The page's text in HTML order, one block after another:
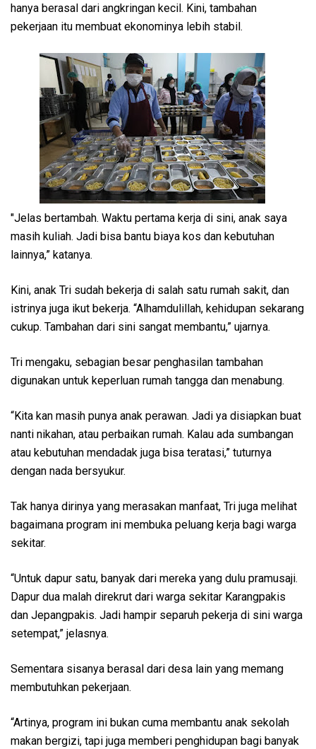
hanya berasal dari angkringan kecil. Kini, tambahan
pekerjaan itu membuat ekonominya lebih stabil.
"Jelas bertambah. Waktu pertama kerja di sini, anak saya
masih kuliah. Jadi bisa bantu biaya kos dan kebutuhan
lainnya,” katanya.
Kini, anak Tri sudah bekerja di salah satu rumah sakit, dan
istrinya juga ikut bekerja. “Alhamdulillah, kehidupan sekarang
cukup. Tambahan dari sini sangat membantu,” ujarnya.
Tri mengaku, sebagian besar penghasilan tambahan
digunakan untuk keperluan rumah tangga dan menabung.
“Kita kan masih punya anak perawan. Jadi ya disiapkan buat
nanti nikahan, atau perbaikan rumah. Kalau ada sumbangan
atau kebutuhan mendadak juga bisa teratasi,” tuturnya
dengan nada bersyukur.
Tak hanya dirinya yang merasakan manfaat, Tri juga melihat
bagaimana program ini membuka peluang kerja bagi warga
sekitar.
“Untuk dapur satu, banyak dari mereka yang dulu pramusaji.
Dapur dua malah direkrut dari warga sekitar Karangpakis
dan Jepangpakis. Jadi hampir separuh pekerja di sini warga
setempat,” jelasnya.
Sementara sisanya berasal dari desa lain yang memang
membutuhkan pekerjaan.
“Artinya, program ini bukan cuma membantu anak sekolah
makan bergizi, tapi juga memberi penghidupan bagi banyak